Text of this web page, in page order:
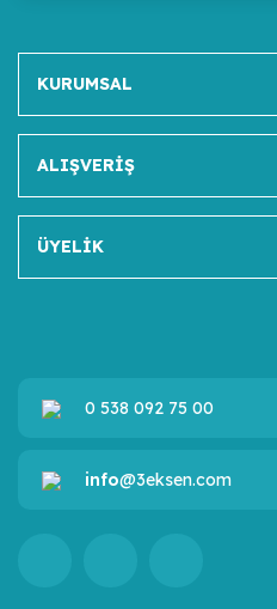
KURUMSAL
ALIŞVERİŞ
ÜYELİK
0 538 092 75 00
info@3eksen.com